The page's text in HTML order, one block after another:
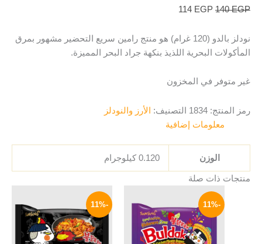
140EGP
114 EGP
نودلز بالدو (120 غرام) هو منتج رامين سريع التحضير مشهور بمرق
المأكولات البحرية اللذيذ بنكهة جراد البحر المميزة.
غير متوفر في المخزون
رمز المنتج: 1834 التصنيف:
الأرز والنودلز
معلومات إضافية
الوزن 0.120 كيلوجرام
منتجات ذات صلة
-11%
هو:
140 EGP.
هو:
125 EGP.
-11%
هو:
145 EGP.
هو:
129 EGP.